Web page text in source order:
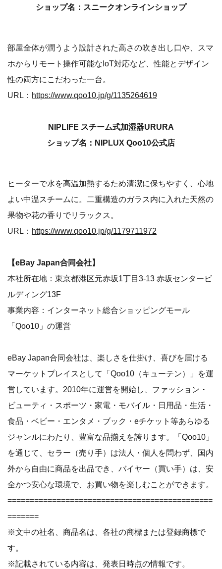
ショップ名：スニークオンラインショップ
部屋全体が潤うよう設計された高さの吹き出し口や、スマ
ホからリモート操作可能なIoT対応など、性能とデザイン
性の両方にこだわった一台。
URL： https://www.qoo10.jp/g/1135264619
NIPLIFE スチーム式加湿器URURA
ショップ名：NIPLUX Qoo10公式店
ヒーターで水を高温加熱するため清潔に保ちやすく、心地
よい中温スチームに。二重構造のガラス内に入れた天然の
果物や花の香りでリラックス。
URL： https://www.qoo10.jp/g/1179711972
【eBay Japan合同会社】
本社所在地：東京都港区元赤坂1丁目3-13 赤坂センタービ
ルディング13F
事業内容：インターネット総合ショッピングモール
「Qoo10」の運営
eBay Japan合同会社は、楽しさを仕掛け、喜びを届ける
マーケットプレイスとして「Qoo10（キューテン）」を運
営しています。2010年に運営を開始し、ファッション・
ビューティ・スポーツ・家電・モバイル・日用品・生活・
食品・ベビー・エンタメ・ブック・eチケット等あらゆる
ジャンルにわたり、豊富な品揃えを誇ります。「Qoo10」
を通じて、セラー（売り手）は法人・個人を問わず、国内
外から自由に商品を出品でき、バイヤー（買い手）は、安
全かつ安心な環境で、お買い物を楽しむことができます。
==============================================
=======
※文中の社名、商品名は、各社の商標または登録商標で
す。
※記載されている内容は、発表日時点の情報です。